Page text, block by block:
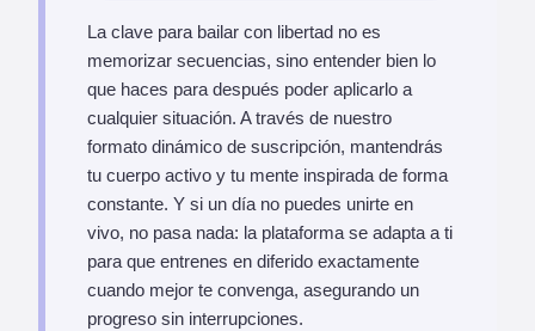
La clave para bailar con libertad no es
memorizar secuencias, sino entender bien lo
que haces para después poder aplicarlo a
cualquier situación. A través de nuestro
formato dinámico de suscripción, mantendrás
tu cuerpo activo y tu mente inspirada de forma
constante. Y si un día no puedes unirte en
vivo, no pasa nada: la plataforma se adapta a ti
para que entrenes en diferido exactamente
cuando mejor te convenga, asegurando un
progreso sin interrupciones.